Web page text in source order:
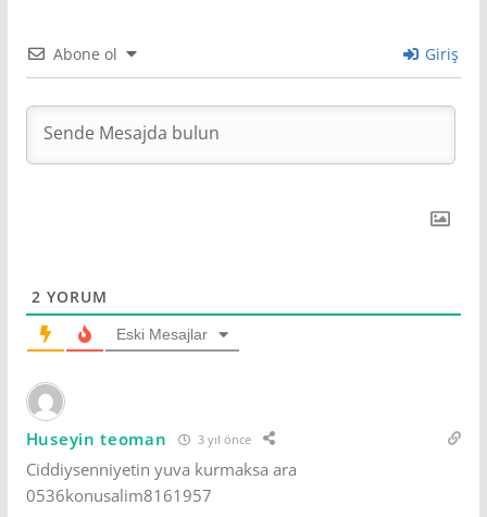
Abone ol Giriş
2 YORUM
Eski Mesajlar
Huseyin teoman 3 yıl önce
Ciddiysenniyetin yuva kurmaksa ara
0536konusalim8161957